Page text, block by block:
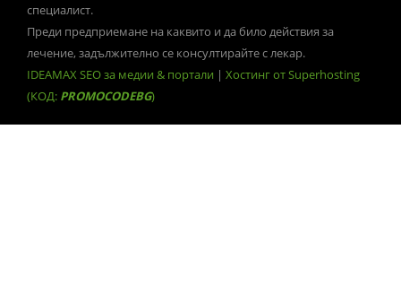
специалист.
Преди предприемане на каквито и да било действия за
лечение, задължително се консултирайте с лекар.
IDEAMAX SEO за медии & портали | Хостинг от Superhosting
(КОД: PROMOCODEBG)